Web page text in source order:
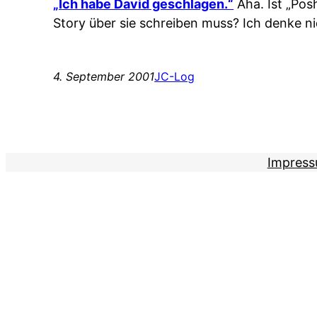
„Ich habe David geschlagen.“ Aha. Ist
Story über sie schreiben muss? Ich denke
4. September 2001JC-Log